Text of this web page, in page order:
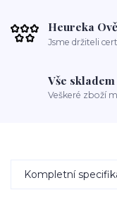
Heureka
Jsme držiteli
Vše skladem
Veškeré zboží
Kompletní